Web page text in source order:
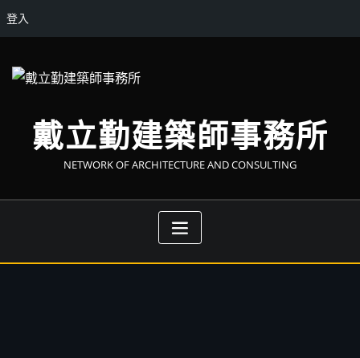
登入
戴立勤建築師事務所
NETWORK OF ARCHITECTURE AND CONSULTING